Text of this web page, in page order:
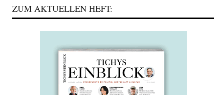
ZUM AKTUELLEN HEFT: